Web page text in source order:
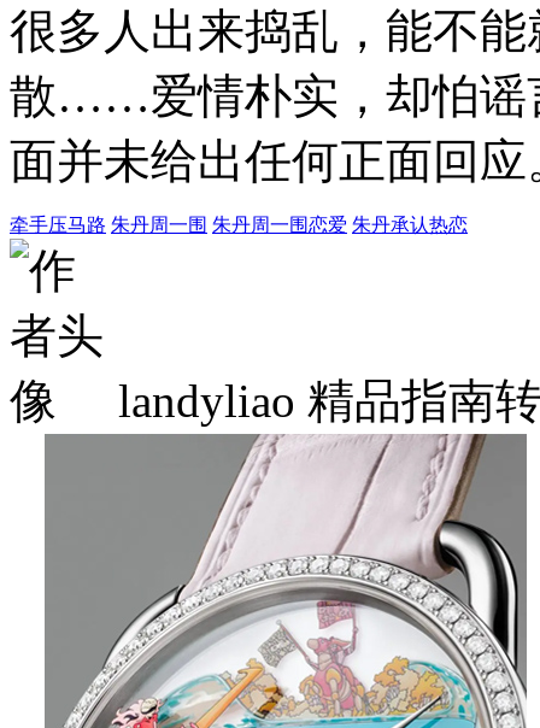
很多人出来捣乱，能不
散……爱情朴实，却怕
面并未给出任何正面回应
牵手压马路 朱丹周一围 朱丹周一围恋爱 朱丹承认热恋
landyliao 精品指南